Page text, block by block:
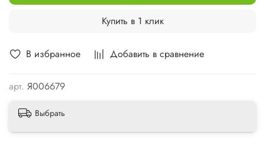
В избранное Добавить в сравнение
арт. Я006679
Купить в 1 клик
Выбрать